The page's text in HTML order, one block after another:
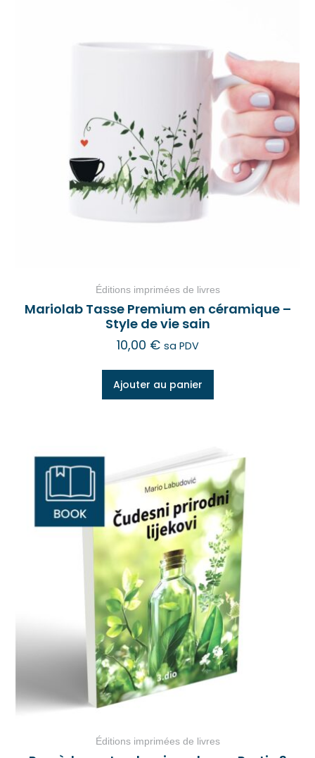
Éditions imprimées de livres
Mariolab Tasse Premium en céramique –
Style de vie sain
10,00 € sa PDV
Ajouter au panier
Éditions imprimées de livres